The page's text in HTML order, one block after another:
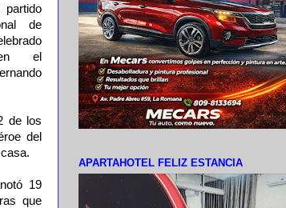
partido
de
el
de los
del
19
que
APARTAHOTEL FELIZ ESTANCIA